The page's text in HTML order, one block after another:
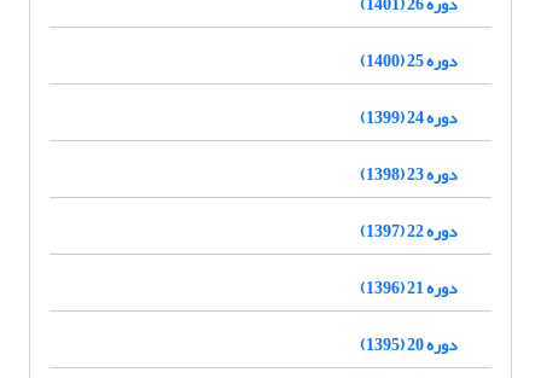
دوره 25 (1400)
دوره 24 (1399)
دوره 23 (1398)
دوره 22 (1397)
دوره 21 (1396)
دوره 20 (1395)